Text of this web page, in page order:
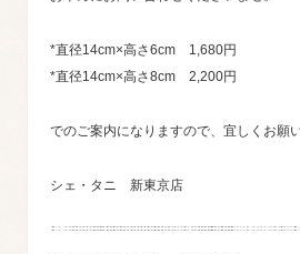
*直径14cm×高さ6cm 1,680円
*直径14cm×高さ8cm 2,200円
でのご案内になりますので、宜しくお願
シェ・タニ 新東京店